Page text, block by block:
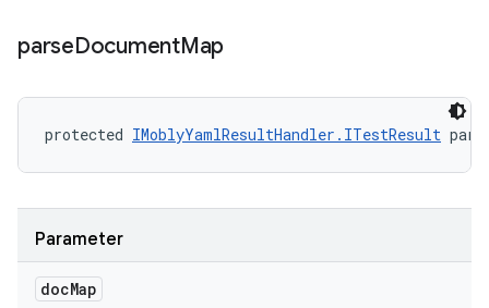
parseDocumentMap
protected IMoblyYamlResultHandler.ITestResult
Parameter
docMap